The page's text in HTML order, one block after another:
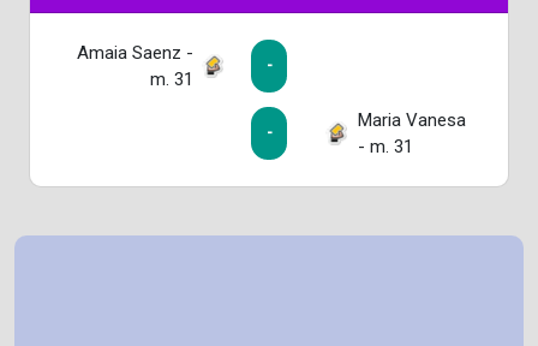
Amaia Saenz -
m. 31
-
-
Maria Vanesa
- m. 31